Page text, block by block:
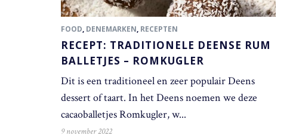
FOOD, DENEMARKEN, RECEPTEN
RECEPT: TRADITIONELE DEENSE RUM
BALLETJES – ROMKUGLER
Dit is een traditioneel en zeer populair Deens
dessert of taart. In het Deens noemen we deze
cacaoballetjes Romkugler, w...
9 november 2022